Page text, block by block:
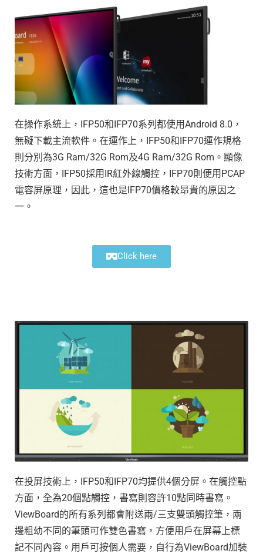
在操作系統上，IFP50和IFP70系列都使用Android 8.0，
無礙下載主流軟件。在運作上，IFP50和IFP70運作規格
則分別為3G Ram/32G Rom及4G Ram/32G Rom。顯像
技術方面，IFP50採用IR紅外線觸控，IFP70則便用PCAP
電容屏原理，因此，這也是IFP70價格較昂貴的原因之
一。
Click here
在投屏技術上，IFP50和IFP70均提供4個分屏。在觸控點
方面，全為20個點觸控，書寫則容許10點同時書寫。
ViewBoard的所有系列都會附送兩/三支雙頭觸控筆，兩
邊粗幼不同的筆頭可作雙色書寫，方便用戶在屏幕上標
記不同內容。用戶可按個人需要，自行為ViewBoard加裝